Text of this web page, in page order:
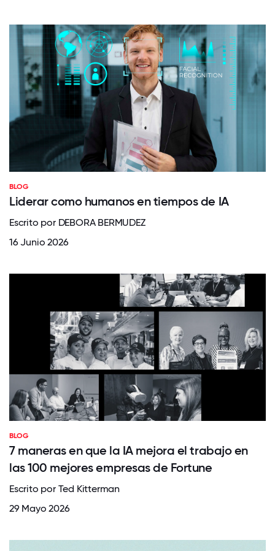
BLOG
Liderar como humanos en tiempos de IA
Escrito por DEBORA BERMUDEZ
16 Junio 2026
BLOG
7 maneras en que la IA mejora el trabajo en
las 100 mejores empresas de Fortune
Escrito por Ted Kitterman
29 Mayo 2026